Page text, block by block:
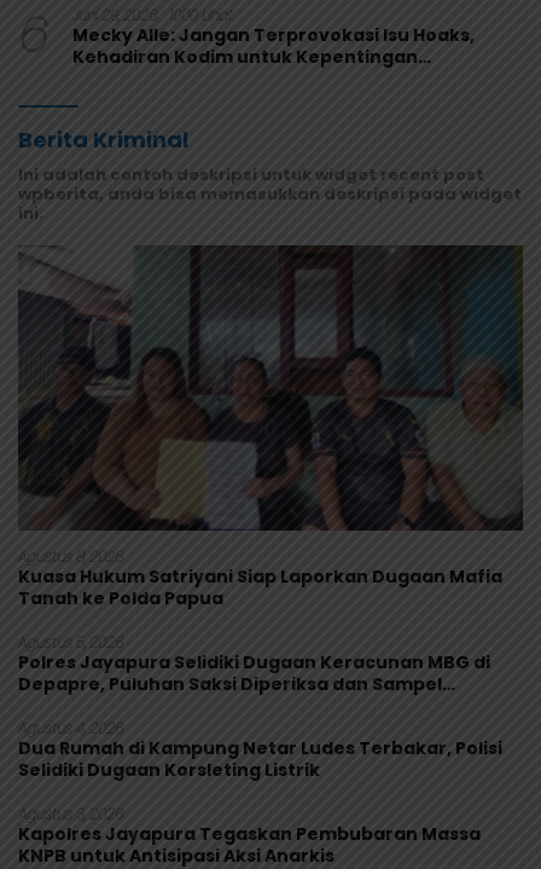
6 Juni 29, 2026 1000 Lihat
Mecky Alle: Jangan Terprovokasi Isu Hoaks,
Kehadiran Kodim untuk Kepentingan
Berita Kriminal
Ini adalah contoh deskripsi untuk widget recent post
wpberita, anda bisa memasukkan deskripsi pada widget
ini.
Agustus 8, 2026
Kuasa Hukum Satriyani Siap Laporkan Dugaan Mafia
Tanah ke Polda Papua
Agustus 5, 2026
Polres Jayapura Selidiki Dugaan Keracunan MBG di
Depapre, Puluhan Saksi Diperiksa dan Sampel
Agustus 4, 2026
Dua Rumah di Kampung Netar Ludes Terbakar, Polisi
Selidiki Dugaan Korsleting Listrik
Agustus 3, 2026
Kapolres Jayapura Tegaskan Pembubaran Massa
KNPB untuk Antisipasi Aksi Anarkis